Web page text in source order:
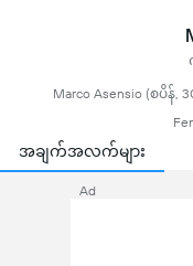
Marco Asensio (စပိန်,
အချက်အလက်များ
Ad